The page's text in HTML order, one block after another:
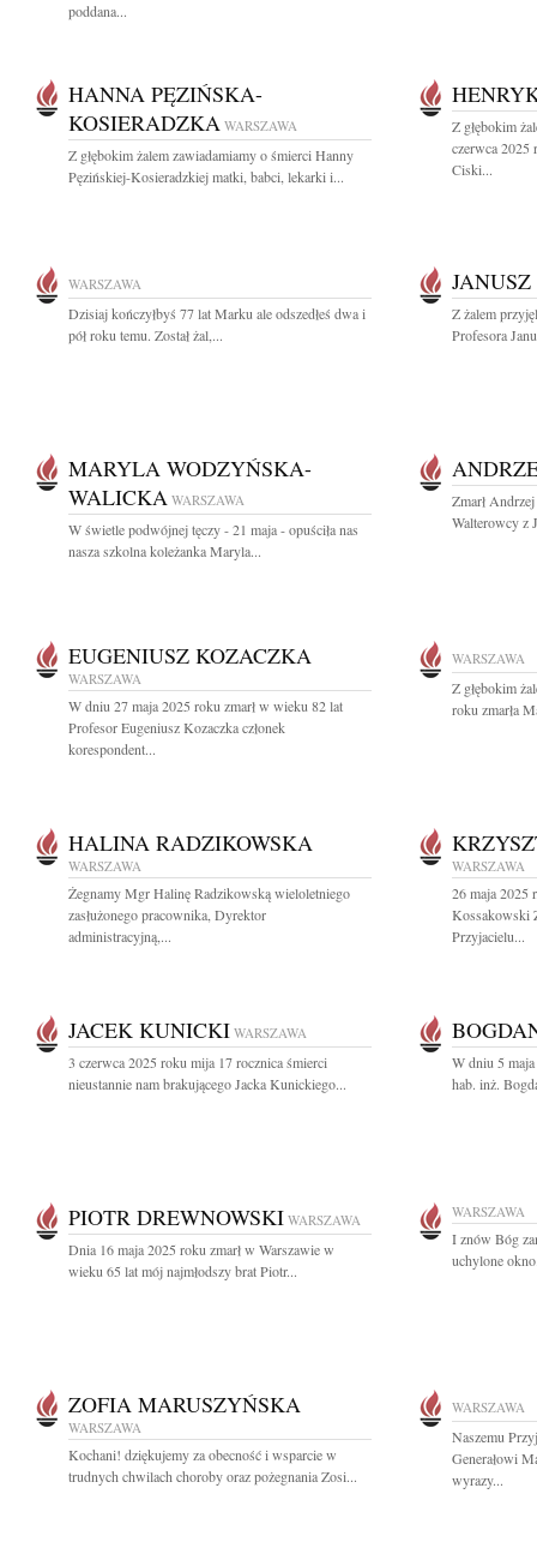
poddana...
HANNA PĘZIŃSKA-
KOSIERADZKA WARSZAWA
Z głębokim żalem zawiadamiamy o śmierci Hanny
Pęzińskiej-Kosieradzkiej matki, babci, lekarki i...
Z głębokim
czerwca 2025
Ciski...
WARSZAWA
Dzisiaj kończyłbyś 77 lat Marku ale odszedłeś dwa i
pół roku temu. Został żal,...
Z żalem
Profesora
MARYLA WODZYŃSKA-
WALICKA WARSZAWA
W świetle podwójnej tęczy - 21 maja - opuściła nas
nasza szkolna koleżanka Maryla...
Zmarł
Walterowcy z
EUGENIUSZ KOZACZKA
WARSZAWA
W dniu 27 maja 2025 roku zmarł w wieku 82 lat
Profesor Eugeniusz Kozaczka członek
korespondent...
WARSZAWA
Z głębokim
roku zmarła
HALINA RADZIKOWSKA
WARSZAWA
Żegnamy Mgr Halinę Radzikowską wieloletniego
zasłużonego pracownika, Dyrektor
administracyjną,...
WARSZAWA
26 maja 2025
Kossakowski
Przyjacielu...
JACEK KUNICKI WARSZAWA
3 czerwca 2025 roku mija 17 rocznica śmierci
nieustannie nam brakującego Jacka Kunickiego...
W dniu 5
hab. inż.
PIOTR DREWNOWSKI WARSZAWA
Dnia 16 maja 2025 roku zmarł w Warszawie w
wieku 65 lat mój najmłodszy brat Piotr...
WARSZAWA
I znów Bóg
uchylone
ZOFIA MARUSZYŃSKA
WARSZAWA
Kochani! dziękujemy za obecność i wsparcie w
trudnych chwilach choroby oraz pożegnania Zosi...
WARSZAWA
Naszemu
Generałowi
wyrazy...